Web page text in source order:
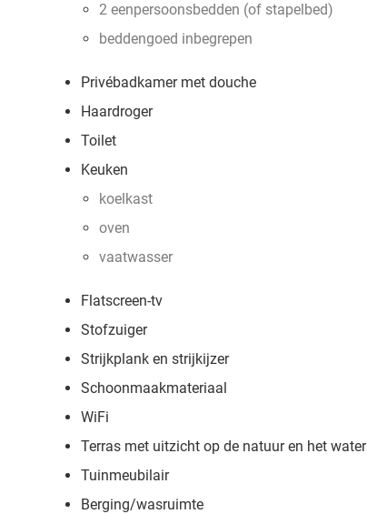
2 eenpersoonsbedden (of stapelbed)
beddengoed inbegrepen
Privébadkamer met douche
Haardroger
Toilet
Keuken
koelkast
oven
vaatwasser
Flatscreen-tv
Stofzuiger
Strijkplank en strijkijzer
Schoonmaakmateriaal
WiFi
Terras met uitzicht op de natuur en het water
Tuinmeubilair
Berging/wasruimte